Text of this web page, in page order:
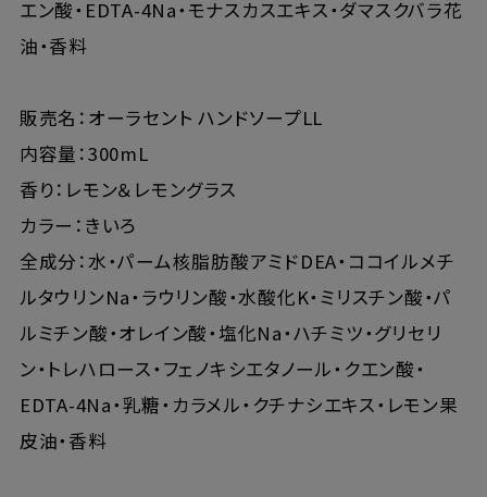
エン酸・EDTA-4Na・モナスカスエキス・ダマスクバラ花
油・香料
販売名：オーラセント ハンドソープLL
内容量：300mL
香り：レモン＆レモングラス
カラー：きいろ
全成分：水・パーム核脂肪酸アミドDEA・ココイルメチ
ルタウリンNa・ラウリン酸・水酸化K・ミリスチン酸・パ
ルミチン酸・オレイン酸・塩化Na・ハチミツ・グリセリ
ン・トレハロース・フェノキシエタノール・クエン酸・
EDTA-4Na・乳糖・カラメル・クチナシエキス・レモン果
皮油・香料